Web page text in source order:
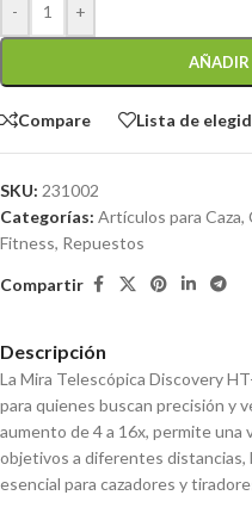
- +
Compare Lista de
SKU: 231002
Categorías: Artículos para Caza,
Fitness, Repuestos
Compartir
Descripción
La Mira Telescópica Discovery
para quienes buscan precisión y
aumento de 4 a 16x, permite una
objetivos a diferentes distancias,
esencial para cazadores y